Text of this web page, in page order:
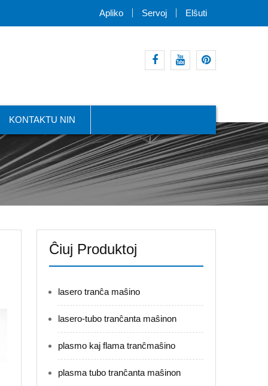
Apliko Servoj Elŝuti
KONTAKTU NIN
Ĉiuj Produktoj
lasero tranĉa maŝino
lasero-tubo tranĉanta maŝinon
plasmo kaj flama tranĉmaŝino
plasma tubo tranĉanta maŝinon